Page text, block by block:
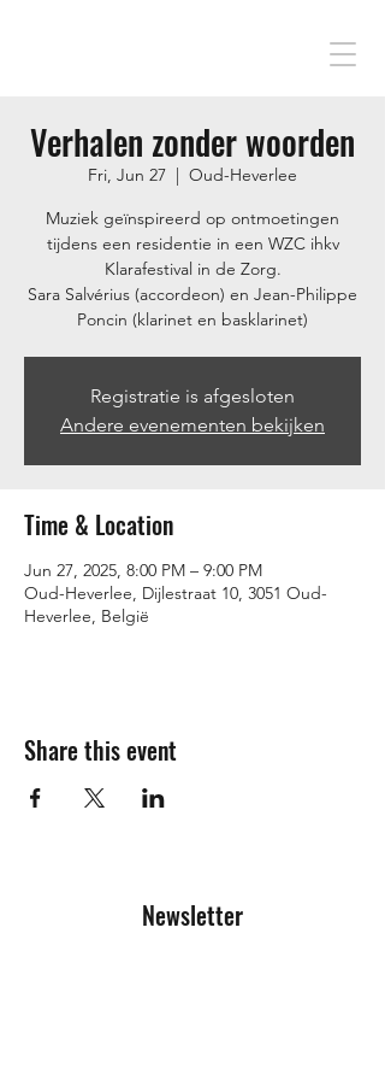
Verhalen zonder woorden
Fri, Jun 27
  |
Oud-Heverlee
Muziek geïnspireerd op ontmoetingen
tijdens een residentie in een WZC ihkv
Klarafestival in de Zorg.
Sara Salvérius (accordeon) en Jean-Philippe
Poncin (klarinet en basklarinet)
Registratie is afgesloten
Andere evenementen bekijken
Time & Location
Jun 27, 2025, 8:00 PM – 9:00 PM
Oud-Heverlee, Dijlestraat 10, 3051 Oud-
Heverlee, België
Share this event
Newsletter